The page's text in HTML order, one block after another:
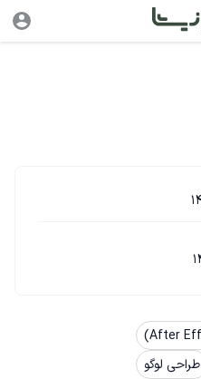
طراحی لوگو